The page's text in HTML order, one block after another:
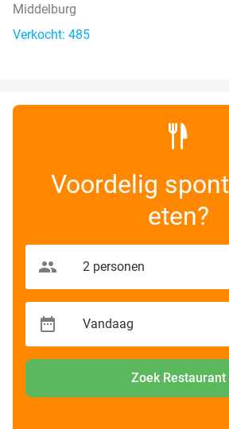
Middelburg
Verkocht: 485
Voordelig
eten?
Zoek Restaurant